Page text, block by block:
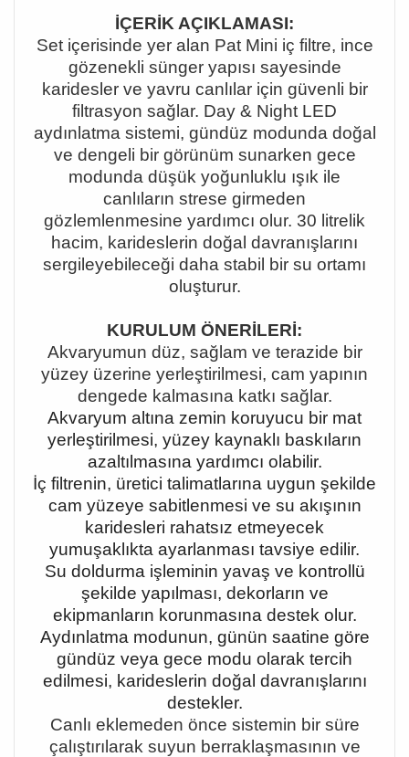
İÇERİK AÇIKLAMASI:
Set içerisinde yer alan Pat Mini iç filtre, ince
gözenekli sünger yapısı sayesinde
karidesler ve yavru canlılar için güvenli bir
filtrasyon sağlar. Day & Night LED
aydınlatma sistemi, gündüz modunda doğal
ve dengeli bir görünüm sunarken gece
modunda düşük yoğunluklu ışık ile
canlıların strese girmeden
gözlemlenmesine yardımcı olur. 30 litrelik
hacim, karideslerin doğal davranışlarını
sergileyebileceği daha stabil bir su ortamı
oluşturur.
KURULUM ÖNERİLERİ:
Akvaryumun düz, sağlam ve terazide bir
yüzey üzerine yerleştirilmesi, cam yapının
dengede kalmasına katkı sağlar.
Akvaryum altına zemin koruyucu bir mat
yerleştirilmesi, yüzey kaynaklı baskıların
azaltılmasına yardımcı olabilir.
İç filtrenin, üretici talimatlarına uygun şekilde
cam yüzeye sabitlenmesi ve su akışının
karidesleri rahatsız etmeyecek
yumuşaklıkta ayarlanması tavsiye edilir.
Su doldurma işleminin yavaş ve kontrollü
şekilde yapılması, dekorların ve
ekipmanların korunmasına destek olur.
Aydınlatma modunun, günün saatine göre
gündüz veya gece modu olarak tercih
edilmesi, karideslerin doğal davranışlarını
destekler.
Canlı eklemeden önce sistemin bir süre
çalıştırılarak suyun berraklaşmasının ve